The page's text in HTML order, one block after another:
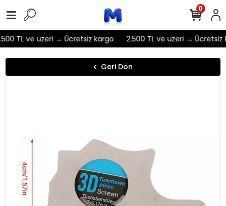
TL ve üzeri → Ücretsiz kargo 2.500 TL ve üzeri → Ücretsiz
0
Geri Dön